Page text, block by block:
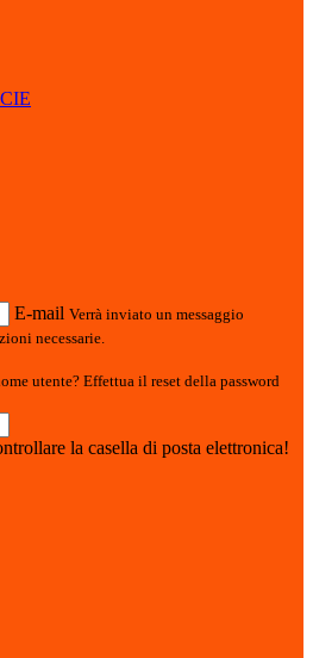
E-mail Verrà inviato un messaggio
necessarie.
utente? Effettua il reset della password
la casella di posta elettronica!